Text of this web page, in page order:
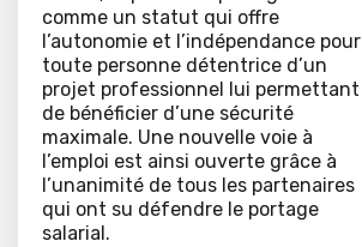
comme un statut qui offre
l’autonomie et l’indépendance pour
toute personne détentrice d’un
projet professionnel lui permettant
de bénéficier d’une sécurité
maximale. Une nouvelle voie à
l’emploi est ainsi ouverte grâce à
l’unanimité de tous les partenaires
qui ont su défendre le portage
salarial.